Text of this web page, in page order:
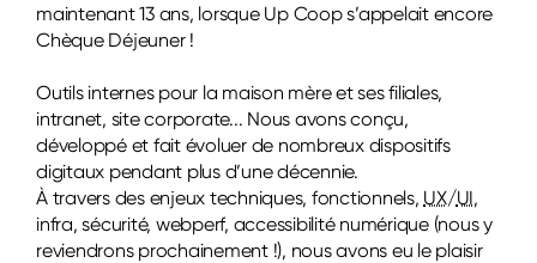
maintenant 13 ans, lorsque Up Coop s’appelait encore
Chèque Déjeuner !
Outils internes pour la maison mère et ses filiales,
intranet, site corporate... Nous avons conçu,
développé et fait évoluer de nombreux dispositifs
digitaux pendant plus d’une décennie.
À travers des enjeux techniques, fonctionnels, UX/UI,
infra, sécurité, webperf, accessibilité numérique (nous y
reviendrons prochainement !), nous avons eu le plaisir